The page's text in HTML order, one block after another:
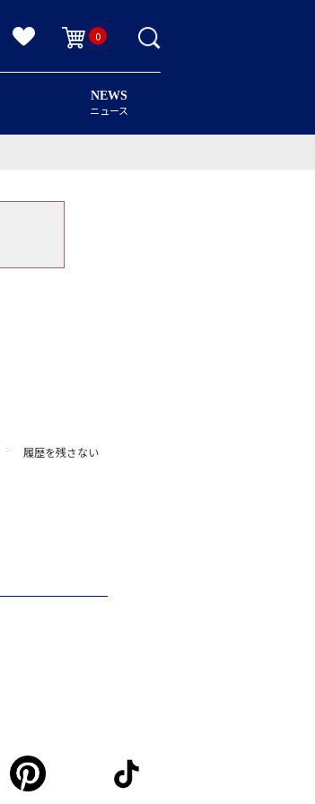
0
NEWS
ニュース
履歴を残さない